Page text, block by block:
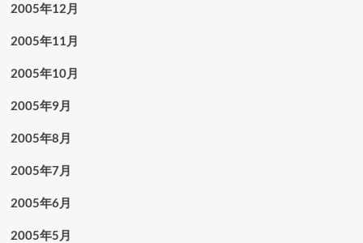
2005年12月
2005年11月
2005年10月
2005年9月
2005年8月
2005年7月
2005年6月
2005年5月